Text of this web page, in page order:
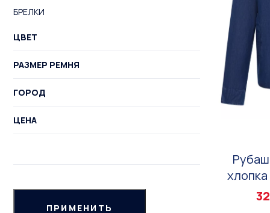
БРЕЛКИ
ЦВЕТ
РАЗМЕР РЕМНЯ
ГОРОД
ЦЕНА